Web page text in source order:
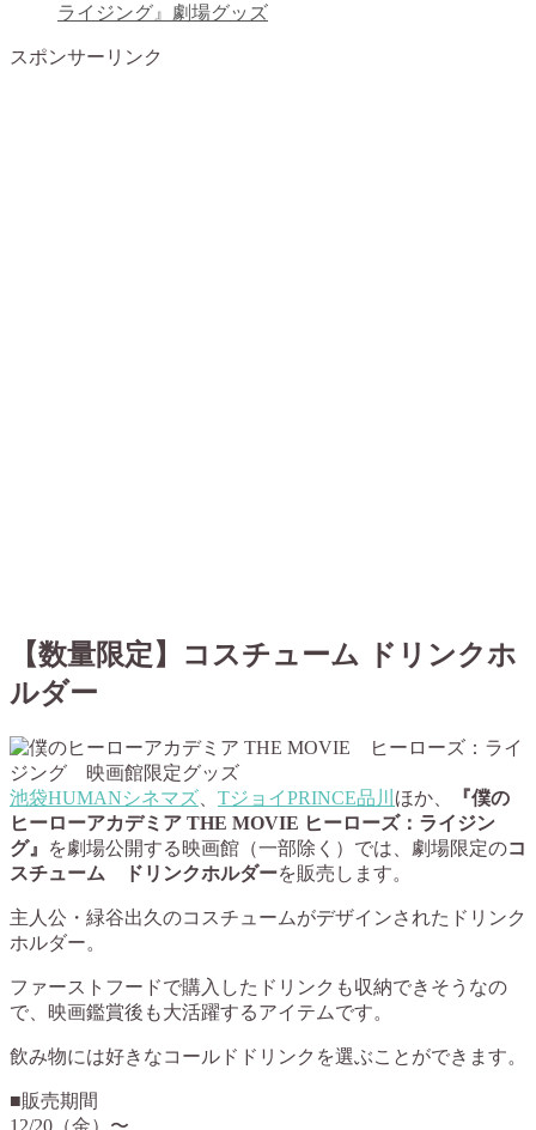
ライジング』劇場グッズ
スポンサーリンク
【数量限定】コスチューム ドリンクホ
ルダー
池袋HUMANシネマズ TジョイPRINCE品川 ほか、
『僕の
ヒーローアカデミア THE MOVIE ヒーローズ：ライジン
グ』
を劇場公開する映画館（一部除く）では、劇場限定のコ
スチューム ドリンクホルダーを販売します。
主人公・緑谷出久のコスチュームがデザインされたドリンク
ホルダー。
ファーストフードで購入したドリンクも収納できそうなの
で、映画鑑賞後も大活躍するアイテムです。
飲み物には好きなコールドドリンクを選ぶことができます。
■販売期間